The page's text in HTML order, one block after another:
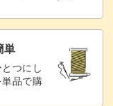
に復習できるの
よ♪
単
つにし
品で購